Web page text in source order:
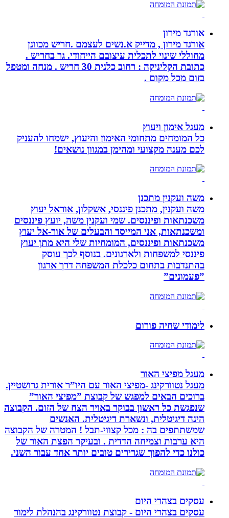
אורגד מירון
אורגד מירון , מדייק א.נשים לעצמם .חריש מכוונן
מחוללי שינוי לתכלית עיצובם הייחודי. גר בחריש .
כתובת הקליניקה : רחוב כלנית 30 חריש . מנחה ומטפל
בזום מכל מקום .
מעגל אימון ויעוץ
כל המומחים מתחומי האימון והיעוץ, ישמחו להעניק
לכם מענה מקצועי ומהימן במגוון נושאים!
משה ועקנין מתכנן
משה ועקנין, מתכנן פיננסי, אשקלון, אוראל יעוץ
משכנתאות ופיננסים. שמי ועקנין משה, יועץ פיננסים
ומשכנתאות, אני המייסד והבעלים של אור-אל יעוץ
משכנתאות ופיננסים, המומחיות שלי היא מתן יעוץ
פיננסי למשפחות ולארגונים. בנוסף לכך עוסק
בהתנדבות בתחום כלכלת המשפחה דרך ארגון
”פעמונים”
לימודי שחיה פורום
מעגל מפיצי האור
מעגל נטוורקינג -מפיצי האור עם היו”ר אורית גרושטיין.
ברוכים הבאים למפגש של קבוצת ”מפיצי האור”
שנפגשת כל ראשון בבוקר באויר הצח של הזום. הקבוצה
הינה דיגיטלית, ונשארת דיגיטלית. האנשים
שמשתתפים בה : מכל קצווי-תבל ! המטרה של הקבוצה
היא ערבות וצמיחה הדדית . ובעיקר הפצת האור של
כולנו כדי להפוך שגרירים טובים יותר אחד עבור השני.
עסקים בצהרי היום
עסקים בצהרי היום - קבוצת נטוורקינג בהנהלת לימור